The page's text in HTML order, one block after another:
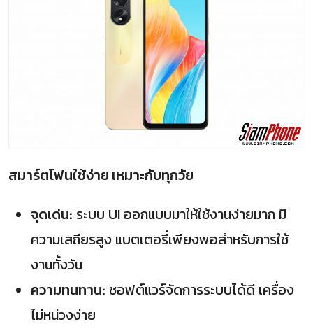
สมาร์ตโฟนใช้ง่าย เหมาะกับทุกวัย
จุดเด่น: ระบบ UI ออกแบบมาให้ใช้งานง่ายมาก มี
ความเสถียรสูง แบตเตอรี่เพียงพอสำหรับการใช้
งานทั้งวัน
ความทนทาน: ซอฟต์แวร์จัดการระบบได้ดี เครื่อง
ไม่หน่วงง่าย